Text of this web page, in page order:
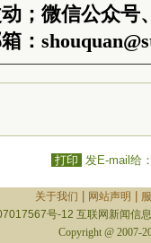
；微信公众号
：
打印 发E-mail给
关于我们 网站声明
号-12 互联网新闻信
Copyright @ 2007-